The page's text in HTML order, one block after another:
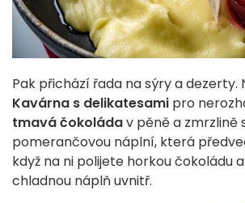
Pak přichází řada na sýry a dezerty.
Kavárna s delikatesami pro
tmavá čokoládav pěně a zmrzlině
pomerančovou náplní, která
když na ni polijete horkou čokoládu
chladnou náplň uvnitř.